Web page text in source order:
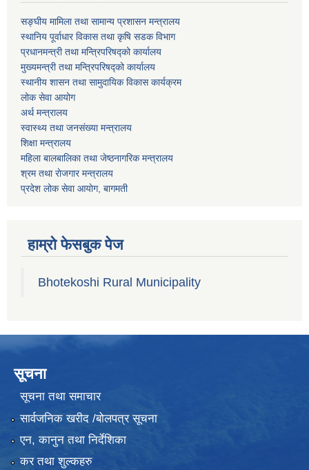
सङ्घीय मामिला तथा सामान्य प्रशासन मन्त्रालय
स्थानिय पूर्वाधार विकास तथा कृषि सडक विभाग
प्रधानमन्त्री तथा मन्त्रिपरिषद्को कार्यालय
मुख्यमन्त्री तथा मन्त्रिपरिषद्को कार्यालय
स्थानीय शासन तथा सामुदायिक विकास कार्यक्रम
लोक सेवा आयोग
अर्थ मन्त्रालय
स्वास्थ्य तथा जनस‌ंख्या मन्त्रालय
शिक्षा मन्त्रालय
महिला बालबालिका तथा जेष्ठनागरिक मन्त्रालय
श्रम तथा राेजगार मन्त्रालय
प्रदेश लोक सेवा आयाेग, बागमती
हाम्रो फेसबुक पेज
Bhotekoshi Rural Municipality
सूचना
सूचना तथा समाचार
सार्वजनिक खरीद /बोलपत्र सूचना
एन, कानुन तथा निर्देशिका
कर तथा शुल्कहरु